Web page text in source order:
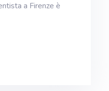
a Firenze è